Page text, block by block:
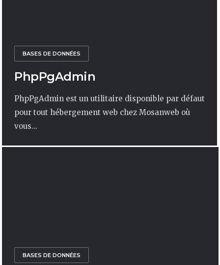
BASES DE DONNÉES
PhpPgAdmin
PhpPgAdmin est un utilitaire disponible par défaut
pour tout hébergement web chez Mosanweb où
vous...
BASES DE DONNÉES